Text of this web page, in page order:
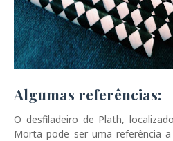
Algumas referências:
O desfiladeiro de Plath,
Morta pode ser uma referência